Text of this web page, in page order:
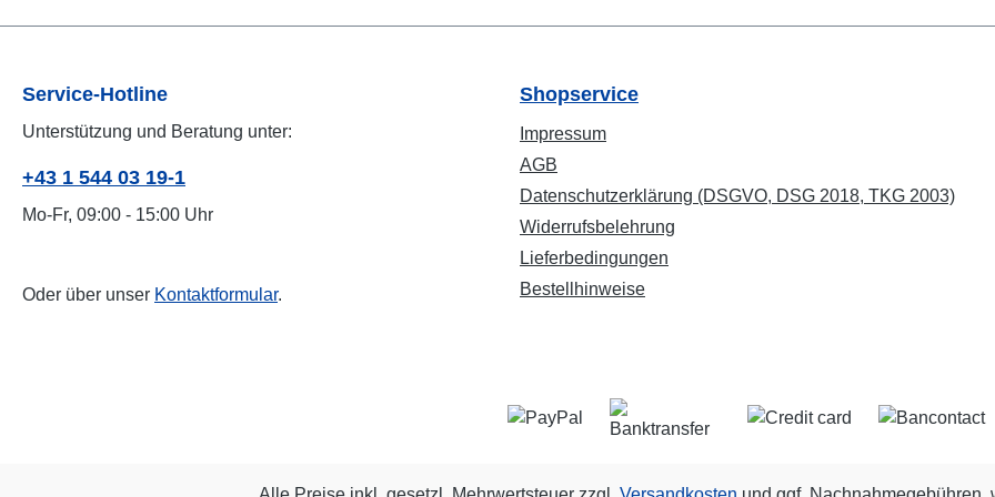
Service-Hotline
Unterstützung und Beratung unter:
+43 1 544 03 19-1
Mo-Fr, 09:00 - 15:00 Uhr
Oder über unser Kontaktformular.
Shopservice
Impressum
AGB
Datenschutzerklärung (DSGVO, DSG 2018, TKG 2003)
Widerrufsbelehrung
Lieferbedingungen
Bestellhinweise